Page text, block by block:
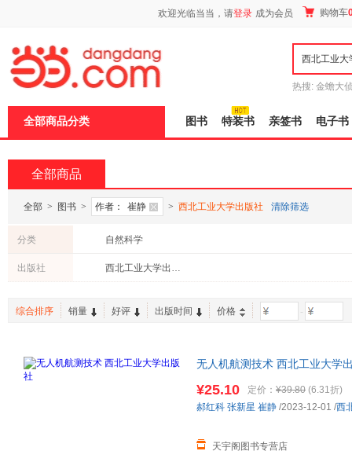
欢迎光临当当，请登录 成为会员 购物车
热搜: 金蟾大
全部商品分类 图书 特装书 亲签书 电子书
全部商品
全部 > 图书 > 作者： 崔静 > 西北工业大学出版社 清除筛选
分类 自然科学
出版社 西北工业大学出版社
综合排序 销量 好评 出版时间 价格 -
无人机航测技术 西北工业大学
¥25.10 定价： ¥39.80 (6.31折)
天宇阁图书专营店
郝红科 张新星 崔静 /2023-12-01 /西
页
加